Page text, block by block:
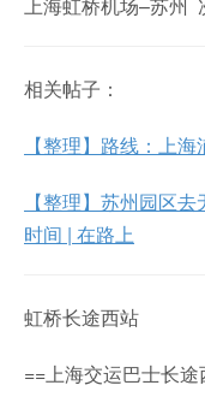
相关帖子：
【整理】路线：上
【整理】苏州园区
时间 | 在路上
虹桥长途西站
==上海交运巴士长